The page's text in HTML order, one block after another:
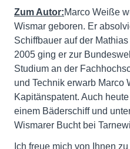
Zum Autor:Marco Weiße
Wismar geboren. Er
Schiffbauer auf der
2005 ging er zur
Studium an der
und Technik erwarb Marco
Kapitänspatent. Auch
einem Bäderschiff und
Wismarer Bucht bei
Ich freue mich von Ihnen